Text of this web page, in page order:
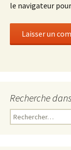
le navigateur
Recherche
R
e